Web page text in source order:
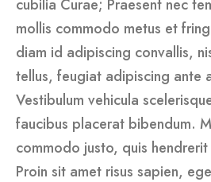
cubilia Curae; Praesent nec
mollis commodo metus et
diam id adipiscing convallis,
tellus, feugiat adipiscing ante
Vestibulum vehicula
faucibus placerat bibendum.
commodo justo, quis
Proin sit amet risus sapien,